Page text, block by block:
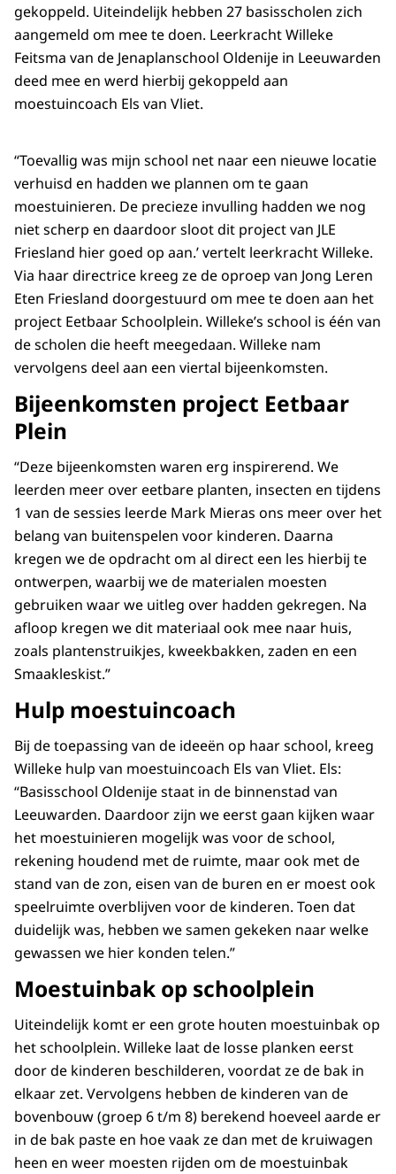
gekoppeld. Uiteindelijk hebben 27 basisscholen zich
aangemeld om mee te doen. Leerkracht Willeke
Feitsma van de Jenaplanschool Oldenije in Leeuwarden
deed mee en werd hierbij gekoppeld aan
moestuincoach Els van Vliet.
“Toevallig was mijn school net naar een nieuwe locatie
verhuisd en hadden we plannen om te gaan
moestuinieren. De precieze invulling hadden we nog
niet scherp en daardoor sloot dit project van JLE
Friesland hier goed op aan.’ vertelt leerkracht Willeke.
Via haar directrice kreeg ze de oproep van Jong Leren
Eten Friesland doorgestuurd om mee te doen aan het
project Eetbaar Schoolplein. Willeke’s school is één van
de scholen die heeft meegedaan. Willeke nam
vervolgens deel aan een viertal bijeenkomsten.
Bijeenkomsten project Eetbaar
Plein
“Deze bijeenkomsten waren erg inspirerend. We
leerden meer over eetbare planten, insecten en tijdens
1 van de sessies leerde Mark Mieras ons meer over het
belang van buitenspelen voor kinderen. Daarna
kregen we de opdracht om al direct een les hierbij te
ontwerpen, waarbij we de materialen moesten
gebruiken waar we uitleg over hadden gekregen. Na
afloop kregen we dit materiaal ook mee naar huis,
zoals plantenstruikjes, kweekbakken, zaden en een
Smaakleskist.”
Hulp moestuincoach
Bij de toepassing van de ideeën op haar school, kreeg
Willeke hulp van moestuincoach Els van Vliet. Els:
“Basisschool Oldenije staat in de binnenstad van
Leeuwarden. Daardoor zijn we eerst gaan kijken waar
het moestuinieren mogelijk was voor de school,
rekening houdend met de ruimte, maar ook met de
stand van de zon, eisen van de buren en er moest ook
speelruimte overblijven voor de kinderen. Toen dat
duidelijk was, hebben we samen gekeken naar welke
gewassen we hier konden telen.”
Moestuinbak op schoolplein
Uiteindelijk komt er een grote houten moestuinbak op
het schoolplein. Willeke laat de losse planken eerst
door de kinderen beschilderen, voordat ze de bak in
elkaar zet. Vervolgens hebben de kinderen van de
bovenbouw (groep 6 t/m 8) berekend hoeveel aarde er
in de bak paste en hoe vaak ze dan met de kruiwagen
heen en weer moesten rijden om de moestuinbak